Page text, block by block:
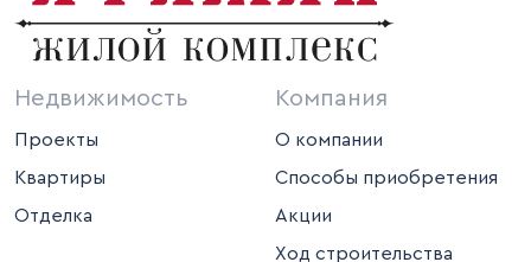
Недвижимость
Проекты
Квартиры
Отделка
Компания
О компании
Способы приобретения
Акции
Ход строительства